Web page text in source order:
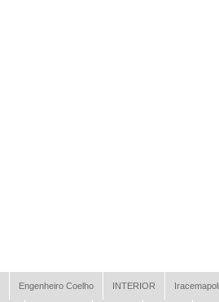
Engenheiro Coelho INTERIOR